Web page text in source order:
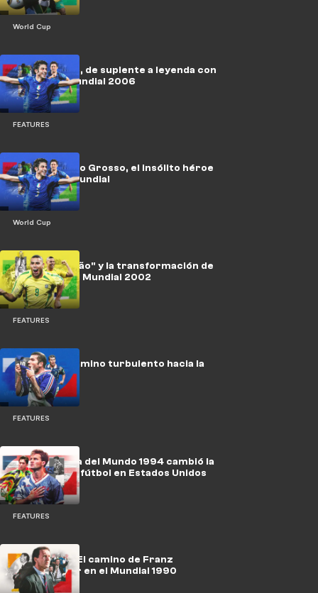
World Cup
FEATURES
Fabio Grosso, de suplente a leyenda con
Italia en el Mundial 2006
World Cup
ICONOS: Fabio Grosso, el insólito héroe
italiano del Mundial
FEATURES
El "pelo Cascão" y la transformación de
Ronaldo en el Mundial 2002
FEATURES
Zidane y el camino turbulento hacia la
grandeza
FEATURES
Cómo la Copa del Mundo 1994 cambió la
pasión por el fútbol en Estados Unidos
Icons 1990 - El camino de Franz
Beckenbauer en el Mundial 1990